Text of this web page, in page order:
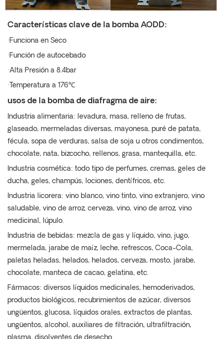
Características clave de la bomba AODD:
·Funciona en Seco
·Función de autocebado
·Alta Presión a 8.4bar
·Temperatura a 176℃
usos de la bomba de diafragma de aire:
Industria alimentaria: levadura, masa, relleno de frutas,
glaseado, mermeladas diversas, mayonesa, puré de patata,
fécula, sopa de verduras, salsa de soja u otros condimentos,
chocolate, nata, bizcocho, rellenos, grasa, mantequilla, etc.
Industria cosmética: todo tipo de perfumes, cremas, geles de
ducha, geles, champús, lociones, dentífricos, etc.
Industria licorera: vino blanco, vino tinto, vino extranjero, vino
saludable, vino de arroz, cerveza, vino, vino de arroz, vino
medicinal, lúpulo.
Industria de bebidas: mezcla de gas y líquido, vino, jugo,
mermelada, jarabe de maíz, leche, refrescos, Coca-Cola,
paletas heladas, helados, helados, cerveza, mosto, jarabe,
chocolate, manteca de cacao, gelatina, etc.
Fármacos: diversos líquidos medicinales, hemoderivados,
productos biológicos, recubrimientos de azúcar, diversos
ungüentos, glucosa, líquidos orales, extractos de plantas,
ungüentos, alcohol, auxiliares de filtración, ultrafiltración,